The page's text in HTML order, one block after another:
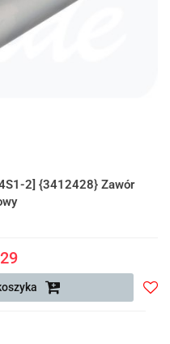
2] {3412428} Zawór